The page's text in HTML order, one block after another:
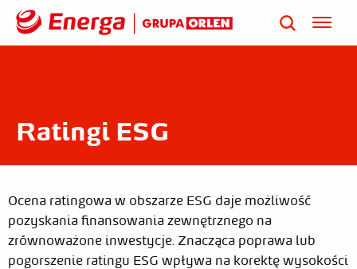
Ratingi ESG
Ocena ratingowa w obszarze ESG daje możliwość
pozyskania finansowania zewnętrznego na
zrównoważone inwestycje. Znacząca poprawa lub
pogorszenie ratingu ESG wpływa na korektę wysokości